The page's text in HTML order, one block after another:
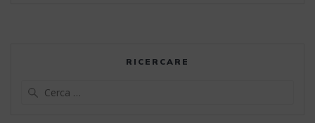
RICERCARE